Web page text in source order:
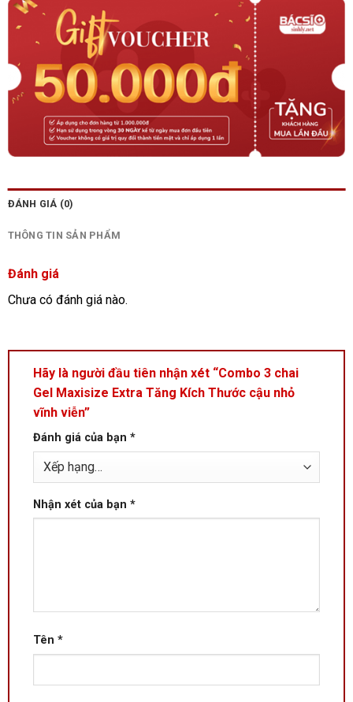
ĐÁNH GIÁ (0)
THÔNG TIN SẢN PHẨM
Đánh giá
Chưa có đánh giá nào.
Hãy là người đầu tiên nhận xét “Combo 3 chai
Gel Maxisize Extra Tăng Kích Thước cậu nhỏ
vĩnh viễn”
Đánh giá của bạn *
Nhận xét của bạn *
Tên *